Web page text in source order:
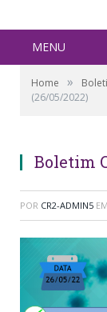
MENU
Home »
(26/05/2022)
Boletim
POR CR2-ADMIN5 EM